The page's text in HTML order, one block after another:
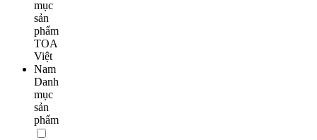
Danh
mục
sản
phẩm